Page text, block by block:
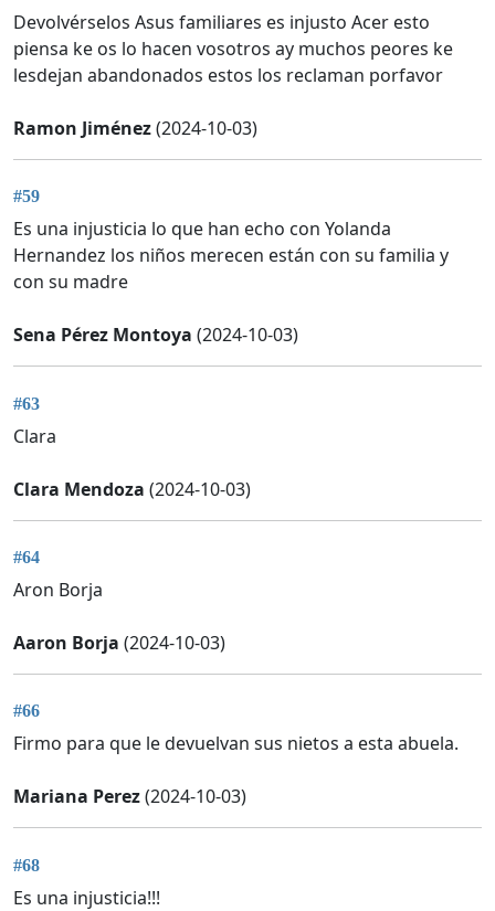
Devolvérselos Asus familiares es injusto Acer esto
piensa ke os lo hacen vosotros ay muchos peores ke
lesdejan abandonados estos los reclaman porfavor
Ramon Jiménez(2024-10-03)
#59
Es una injusticia lo que han echo con Yolanda
Hernandez los niños merecen están con su familia y
con su madre
Sena Pérez Montoya (2024-10-03)
#63
Clara
Clara Mendoza (2024-10-03)
#64
Aron Borja
Aaron Borja (2024-10-03)
#66
Firmo para que le devuelvan sus nietos a esta abuela.
Mariana Perez(2024-10-03)
#68
Es una injusticia!!!